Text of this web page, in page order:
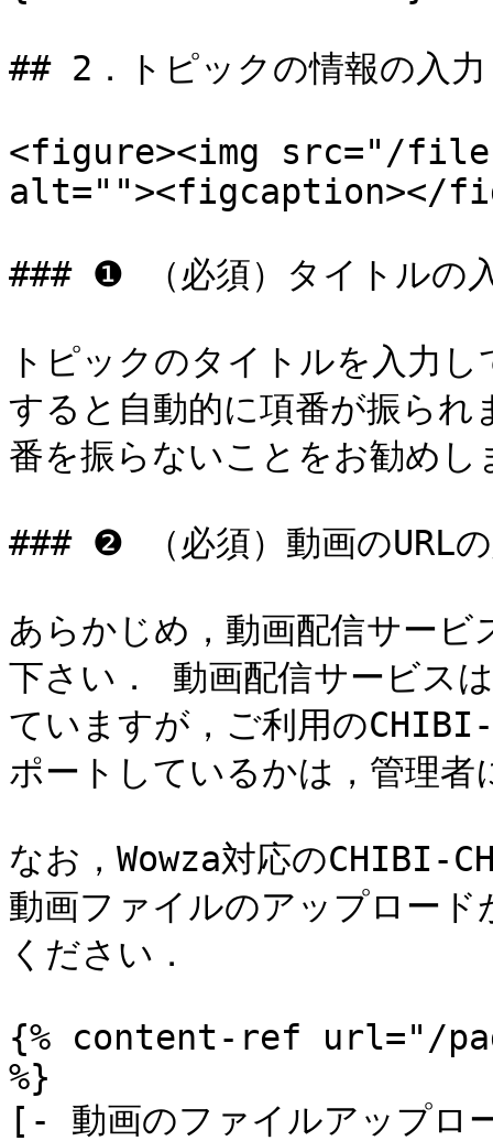
## 2．トピックの情報の入力
<figure><img src="/
alt=""><figcaption></
### ❶ （必須）タイトルの
トピックのタイトルを入力
すると自動的に項番が振ら
番を振らないことをお勧めし
### ❷ （必須）動画のURL
あらかじめ，動画配信サービ
下さい． 動画配信サービス
ていますが，ご利用の
ポートしているかは，管理者
なお，Wowza対応のCHIBI-
動画ファイルのアップロー
ください．
{% content-ref url="/
%}
[- 動画のファイルアップロ